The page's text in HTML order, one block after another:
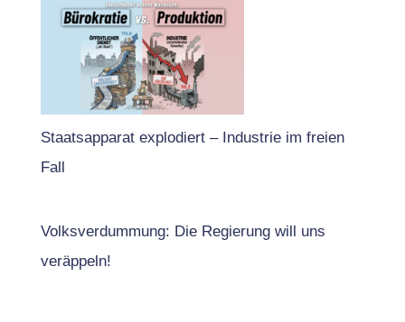
Staatsapparat explodiert – Industrie im freien
Fall
Volksverdummung: Die Regierung will uns
veräppeln!